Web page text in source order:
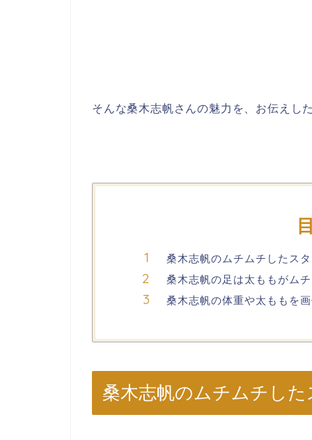
そんな桑木志帆さんの魅力を、お伝えし
桑木志帆のムチムチしたス
桑木志帆の足は太ももがム
桑木志帆の体重や太ももを
桑木志帆のムチムチし